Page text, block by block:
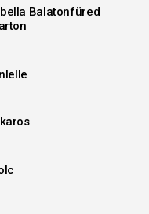
Balatonfüred